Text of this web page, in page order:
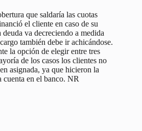
que saldaría las cuotas
el cliente en caso de su
va decreciendo a medida
también debe ir achicándose.
la opción de elegir entre tres
de los casos los clientes no
asignada, ya que hicieron la
en el banco. NR